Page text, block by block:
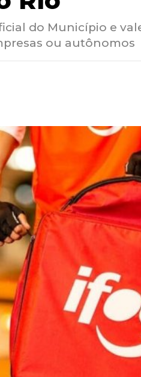
do Município e
ou autônomos